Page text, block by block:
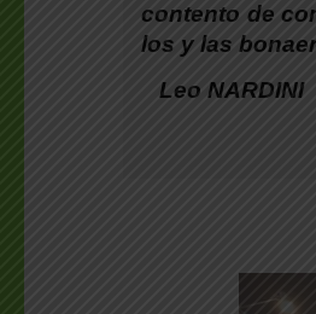
contento de
los y las
Leo NARDINI